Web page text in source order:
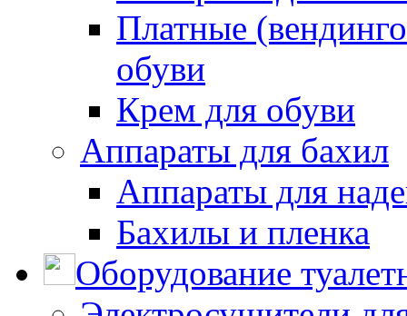
Платные
обуви
Крем для обуви
Аппараты для бахил
Аппараты для
Бахилы и пленка
Оборудование